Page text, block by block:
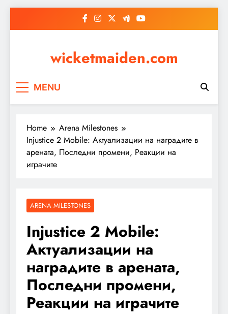
wicketmaiden.com
MENU
Home
Arena Milestones
Injustice 2 Mobile: Актуализации на наградите в
арената, Последни промени, Реакции на
играчите
ARENA MILESTONES
Injustice 2 Mobile:
Актуализации на
наградите в арената,
Последни промени,
Реакции на играчите